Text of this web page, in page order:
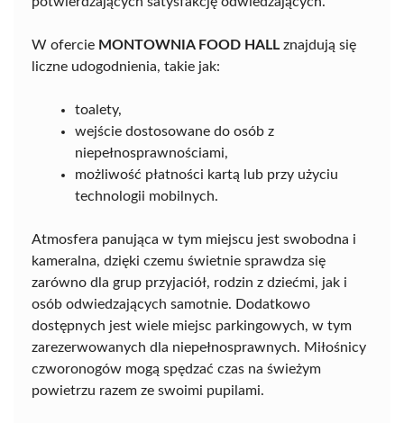
W ofercie MONTOWNIA FOOD HALL znajdują się
liczne udogodnienia, takie jak:
toalety,
wejście dostosowane do osób z
niepełnosprawnościami,
możliwość płatności kartą lub przy użyciu
technologii mobilnych.
Atmosfera panująca w tym miejscu jest swobodna i
kameralna, dzięki czemu świetnie sprawdza się
zarówno dla grup przyjaciół, rodzin z dziećmi, jak i
osób odwiedzających samotnie. Dodatkowo
dostępnych jest wiele miejsc parkingowych, w tym
zarezerwowanych dla niepełnosprawnych. Miłośnicy
czworonogów mogą spędzać czas na świeżym
powietrzu razem ze swoimi pupilami.